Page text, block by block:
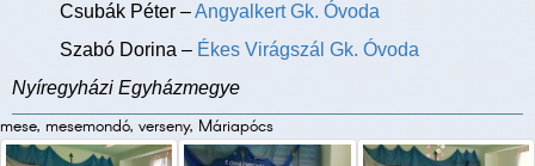
Csubák Péter –Angyalkert Gk. Óvoda
Szabó Dorina – Ékes Virágszál Gk. Óvoda
Nyíregyházi Egyházmegye
mese, mesemondó, verseny, Máriapócs